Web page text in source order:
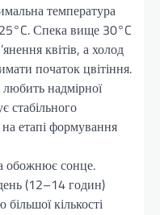
температура
Спека вище 30°C
квітів, а холод
початок цвітіння.
надмірної
стабільного
етапі формування
обожнює сонце.
(12–14 годин)
кількості